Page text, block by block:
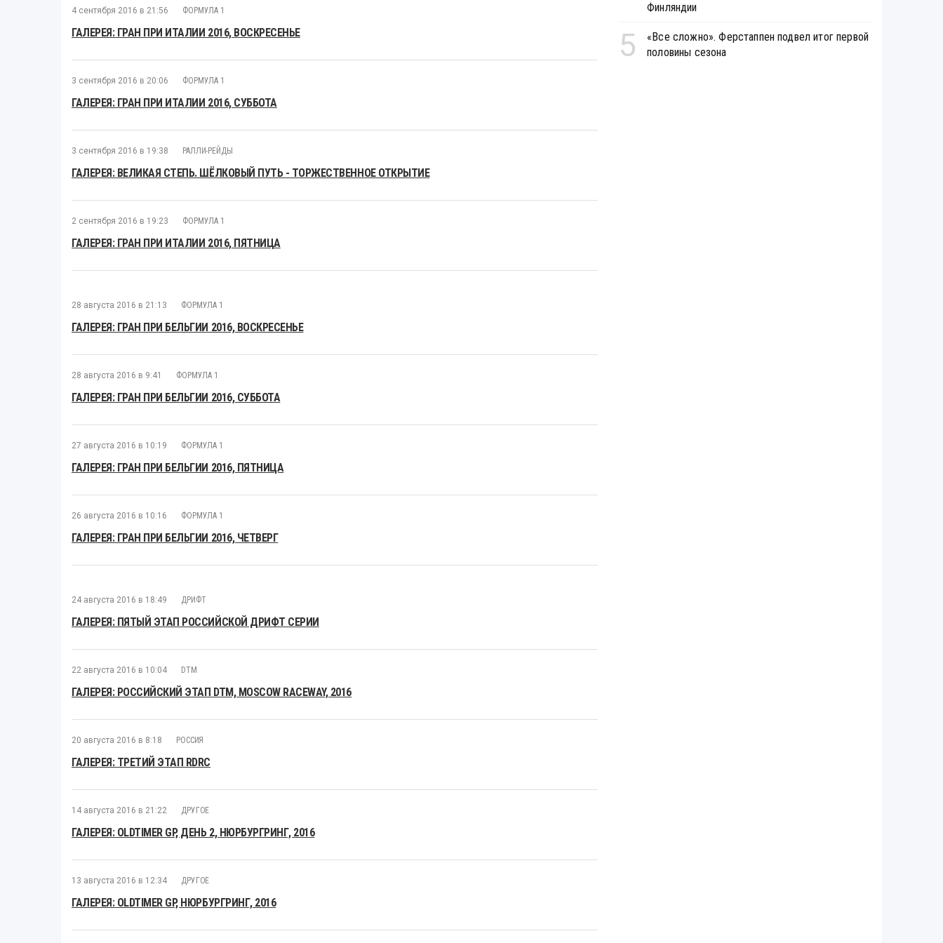
4 сентября 2016 в 21:56 ФОРМУЛА 1
ГАЛЕРЕЯ: ГРАН ПРИ ИТАЛИИ 2016, ВОСКРЕСЕНЬЕ
3 сентября 2016 в 20:06 ФОРМУЛА 1
ГАЛЕРЕЯ: ГРАН ПРИ ИТАЛИИ 2016, СУББОТА
3 сентября 2016 в 19:38 РАЛЛИ-РЕЙДЫ
ГАЛЕРЕЯ: ВЕЛИКАЯ СТЕПЬ. ШЁЛКОВЫЙ ПУТЬ - ТОРЖЕСТВЕННОЕ ОТКРЫТИЕ
2 сентября 2016 в 19:23 ФОРМУЛА 1
ГАЛЕРЕЯ: ГРАН ПРИ ИТАЛИИ 2016, ПЯТНИЦА
28 августа 2016 в 21:13 ФОРМУЛА 1
ГАЛЕРЕЯ: ГРАН ПРИ БЕЛЬГИИ 2016, ВОСКРЕСЕНЬЕ
28 августа 2016 в 9:41 ФОРМУЛА 1
ГАЛЕРЕЯ: ГРАН ПРИ БЕЛЬГИИ 2016, СУББОТА
27 августа 2016 в 10:19 ФОРМУЛА 1
ГАЛЕРЕЯ: ГРАН ПРИ БЕЛЬГИИ 2016, ПЯТНИЦА
26 августа 2016 в 10:16 ФОРМУЛА 1
ГАЛЕРЕЯ: ГРАН ПРИ БЕЛЬГИИ 2016, ЧЕТВЕРГ
24 августа 2016 в 18:49 ДРИФТ
ГАЛЕРЕЯ: ПЯТЫЙ ЭТАП РОССИЙСКОЙ ДРИФТ СЕРИИ
22 августа 2016 в 10:04 DTM
ГАЛЕРЕЯ: РОССИЙСКИЙ ЭТАП DTM, MOSCOW RACEWAY, 2016
20 августа 2016 в 8:18 РОССИЯ
ГАЛЕРЕЯ: ТРЕТИЙ ЭТАП RDRC
14 августа 2016 в 21:22 ДРУГОЕ
ГАЛЕРЕЯ: OLDTIMER GP, ДЕНЬ 2, НЮРБУРГРИНГ, 2016
13 августа 2016 в 12:34 ДРУГОЕ
ГАЛЕРЕЯ: OLDTIMER GP, НЮРБУРГРИНГ, 2016
Финляндии
5
«Все сложно». Ферстаппен подвел итог первой
половины сезона